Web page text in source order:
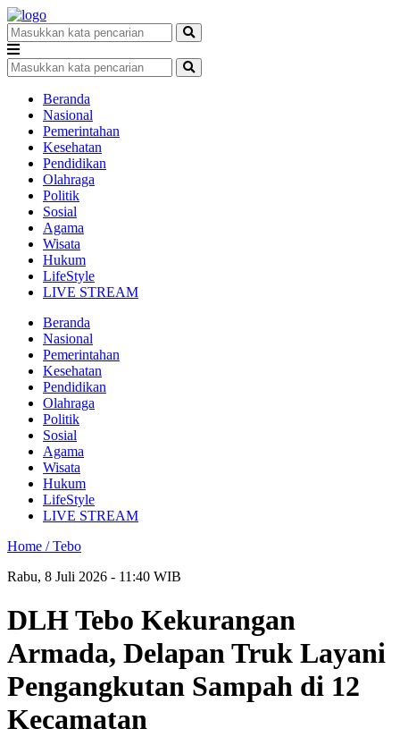
Beranda
Nasional
Pemerintahan
Kesehatan
Pendidikan
Olahraga
Politik
Sosial
Agama
Wisata
Hukum
LifeStyle
LIVE STREAM
Beranda
Nasional
Pemerintahan
Kesehatan
Pendidikan
Olahraga
Politik
Sosial
Agama
Wisata
Hukum
LifeStyle
LIVE STREAM
Home /Tebo
Rabu, 8 Juli 2026 - 11:40 WIB
DLH Tebo Kekurangan
Armada, Delapan Truk Layani
Pengangkutan Sampah di 12
Kecamatan